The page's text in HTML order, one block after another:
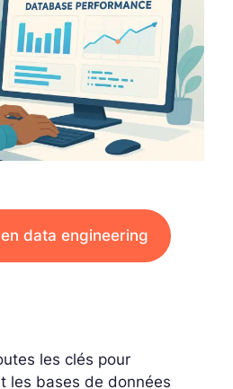
data engineering
les clés pour
les bases de données